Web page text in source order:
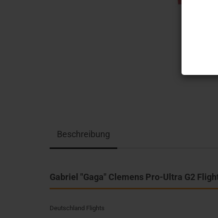
Beschreibung
Gabriel "Gaga" Clemens Pro-Ultra G2
Deutschland Flights